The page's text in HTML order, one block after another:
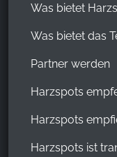
Was bietet
Was bietet das
Partner werden
Harzspots
Harzspots
Harzspots ist